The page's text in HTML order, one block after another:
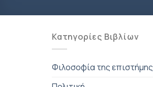
Κατηγορίες Βιβλίων
Φιλοσοφία της επιστήμης